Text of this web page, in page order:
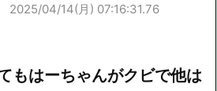
2025/04/14(月) 07:16:31.76
もはーちゃんがクビで他は